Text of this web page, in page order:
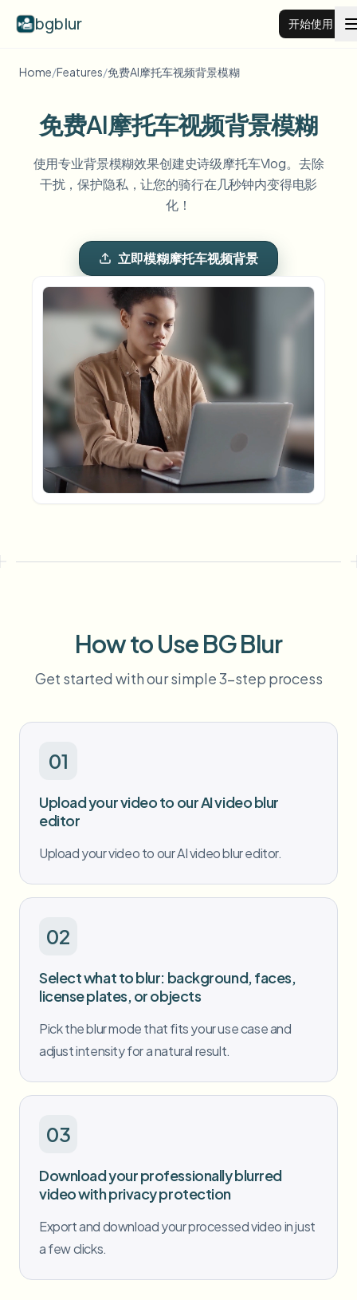
bgblur 开始使用
价格
示例
浏览完整示例库
模糊人脸
模糊背景
模糊任何内容
屏幕录制模糊
View all features
Browse every blur tool in one place
模糊车牌
模糊人脸
模糊背景
模糊任何内容
语音匿名处理器
视频智能
批量视频模糊
一次处理多个视频
企业
学校与教育
校园摄像头、讲座和地区批量隐私
媒体与娱乐
试映、发布和合规
零售与电商
门店和仓库镜头
大批量、保留期和SLA
批量车牌模糊
企业区域、策略和审核
自动化上传、任务和Webhook
视频智能
批量背景移除
常见问题
博客
Whitepapers
工具
Choose language
Home/Features/免费AI摩托车视频背景模糊
免费AI摩托车视频背景模糊
使用专业背景模糊效果创建史诗级摩托车Vlog。去除
干扰，保护隐私，让您的骑行在几秒钟内变得电影
化！
立即模糊摩托车视频背景
How to Use BG Blur
Get started with our simple 3-step process
01
Upload your video to our AI video blur
editor
Upload your video to our AI video blur editor.
02
Select what to blur: background, faces,
license plates, or objects
Pick the blur mode that fits your use case and
adjust intensity for a natural result.
03
Download your professionally blurred
video with privacy protection
Export and download your processed video in just
a few clicks.